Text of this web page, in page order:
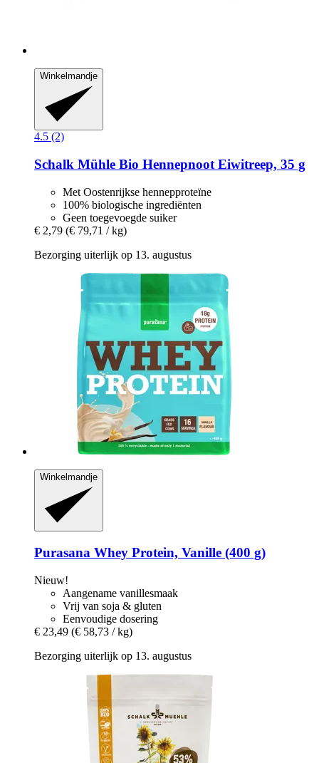
Winkelmandje
4.5 (2)
Schalk Mühle Bio Hennepnoot Eiwitreep, 35 g
Met Oostenrijkse hennepproteïne
100% biologische ingrediënten
Geen toegevoegde suiker
€ 2,79 (€ 79,71 / kg)
Bezorging uiterlijk op 13. augustus
Winkelmandje
Purasana Whey Protein, Vanille (400 g)
Nieuw!
Aangename vanillesmaak
Vrij van soja & gluten
Eenvoudige dosering
€ 23,49 (€ 58,73 / kg)
Bezorging uiterlijk op 13. augustus